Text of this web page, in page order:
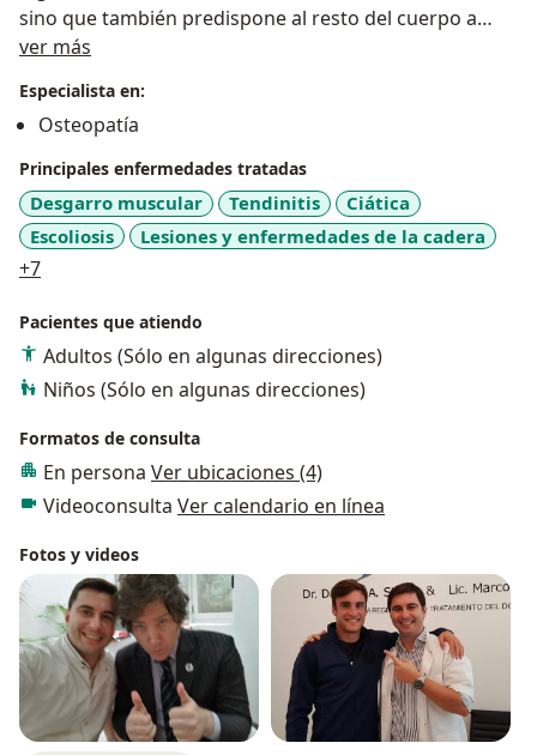
sino que también predispone al resto del cuerpo a
enfermarse o lesionarse . De este modo busco reducir
de las estructuras mediante OSTEOPATIA ,
reestableciendo la circulación e inervación por medio
de estímulos neurológicos con ACUPUNTURA y
mejorando la incorporación de alimento por medio de
una nutrición precisa para cada organismo bajo los
conceptos de MEDICINA AYURVEDA.
ver más
Especialista en:
Osteopatía
Principales enfermedades tratadas
Desgarro muscular Tendinitis
Ciática
Escoliosis
Lesiones y enfermedades de la cadera
+7a11y_sr_more_diseases
Pacientes que atiendo
Adultos (Sólo en algunas direcciones)
Niños (Sólo en algunas direcciones)
Formatos de consulta
En persona Ver ubicaciones (4)
Videoconsulta Ver calendario en línea
Fotos y videos